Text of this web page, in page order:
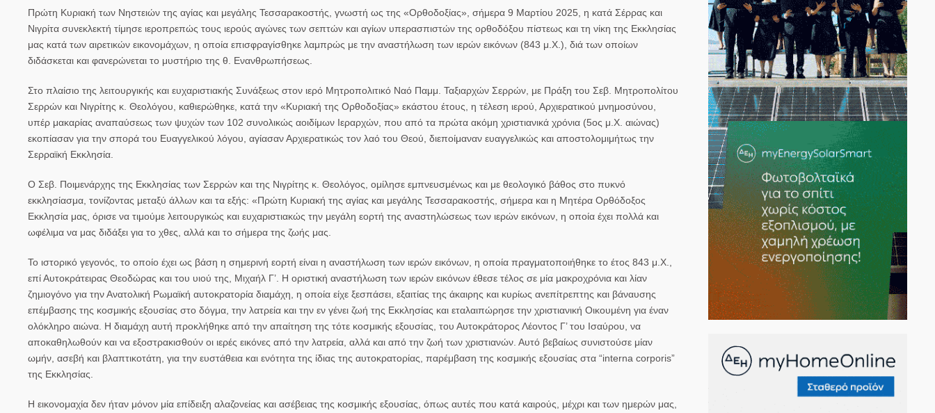
Πρώτη Κυριακή των Νηστειών της αγίας και μεγάλης Τεσσαρακοστής, γνωστή ως της «Ορθοδοξίας», σήμερα 9 Μαρτίου 2025, η κατά Σέρρας και
Νιγρίτα συνεκλεκτή τίμησε ιεροπρεπώς τους ιερούς αγώνες των σεπτών και αγίων υπερασπιστών της ορθοδόξου πίστεως και τη νίκη της Εκκλησίας
μας κατά των αιρετικών εικονομάχων, η οποία επισφραγίσθηκε λαμπρώς με την αναστήλωση των ιερών εικόνων (843 μ.Χ.), διά των οποίων
διδάσκεται και φανερώνεται το μυστήριο της θ. Ενανθρωπήσεως.
Στο πλαίσιο της λειτουργικής και ευχαριστιακής Συνάξεως στον ιερό Μητροπολιτικό Ναό Παμμ. Ταξιαρχών Σερρών, με Πράξη του Σεβ. Μητροπολίτου
Σερρών και Νιγρίτης κ. Θεολόγου, καθιερώθηκε, κατά την «Κυριακή της Ορθοδοξίας» εκάστου έτους, η τέλεση ιερού, Αρχιερατικού μνημοσύνου,
υπέρ μακαρίας αναπαύσεως των ψυχών των 102 συνολικώς αοιδίμων Ιεραρχών, που από τα πρώτα ακόμη χριστιανικά χρόνια (5ος μ.Χ. αιώνας)
εκοπίασαν για την σπορά του Ευαγγελικού λόγου, αγίασαν Αρχιερατικώς τον λαό του Θεού, διεποίμαναν ευαγγελικώς και αποστολομιμήτως την
Σερραϊκή Εκκλησία.
Ο Σεβ. Ποιμενάρχης της Εκκλησίας των Σερρών και της Νιγρίτης κ. Θεολόγος, ομίλησε εμπνευσμένως και με θεολογικό βάθος στο πυκνό
εκκλησίασμα, τονίζοντας μεταξύ άλλων και τα εξής: «Πρώτη Κυριακή της αγίας και μεγάλης Τεσσαρακοστής, σήμερα και η Μητέρα Ορθόδοξος
Εκκλησία μας, όρισε να τιμούμε λειτουργικώς και ευχαριστιακώς την μεγάλη εορτή της αναστηλώσεως των ιερών εικόνων, η οποία έχει πολλά και
ωφέλιμα να μας διδάξει για το χθες, αλλά και το σήμερα της ζωής μας.
Το ιστορικό γεγονός, το οποίο έχει ως βάση η σημερινή εορτή είναι η αναστήλωση των ιερών εικόνων, η οποία πραγματοποιήθηκε το έτος 843 μ.Χ.,
επί Αυτοκράτειρας Θεοδώρας και του υιού της, Μιχαήλ Γ’. Η οριστική αναστήλωση των ιερών εικόνων έθεσε τέλος σε μία μακροχρόνια και λίαν
ζημιογόνο για την Ανατολική Ρωμαϊκή αυτοκρατορία διαμάχη, η οποία είχε ξεσπάσει, εξαιτίας της άκαιρης και κυρίως ανεπίτρεπτης και βάναυσης
επέμβασης της κοσμικής εξουσίας στο δόγμα, την λατρεία και την εν γένει ζωή της Εκκλησίας και εταλαιπώρησε την χριστιανική Οικουμένη για έναν
ολόκληρο αιώνα. Η διαμάχη αυτή προκλήθηκε από την απαίτηση της τότε κοσμικής εξουσίας, του Αυτοκράτορος Λέοντος Γ’ του Ισαύρου, να
αποκαθηλωθούν και να εξοστρακισθούν οι ιερές εικόνες από την λατρεία, αλλά και από την ζωή των χριστιανών. Αυτό βεβαίως συνιστούσε μίαν
ωμήν, ασεβή και βλαπτικοτάτη, για την ευστάθεια και ενότητα της ίδιας της αυτοκρατορίας, παρέμβαση της κοσμικής εξουσίας στα “interna corporis”
της Εκκλησίας.
Η εικονομαχία δεν ήταν μόνον μία επίδειξη αλαζονείας και ασέβειας της κοσμικής εξουσίας, όπως αυτές που κατά καιρούς, μέχρι και των ημερών μας,